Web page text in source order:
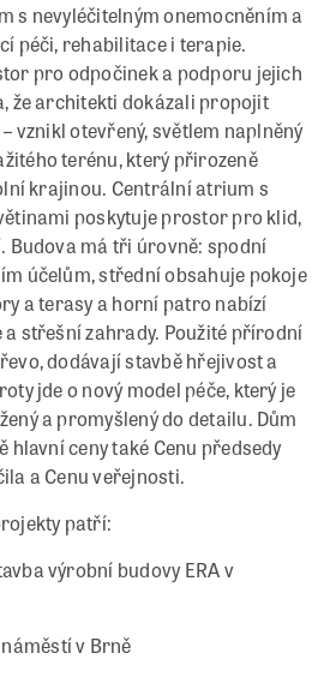
s nevyléčitelným onemocněním a
péči, rehabilitace i terapie.
pro odpočinek a podporu jejich
že architekti dokázali propojit
vznikl otevřený, světlem naplněný
terénu, který přirozeně
krajinou. Centrální atrium s
poskytuje prostor pro klid,
Budova má tři úrovně: spodní
účelům, střední obsahuje pokoje
a terasy a horní patro nabízí
střešní zahrady. Použité přírodní
dodávají stavbě hřejivost a
jde o nový model péče, který je
a promyšlený do detailu. Dům
ceny také Cenu předsedy
a Cenu veřejnosti.
patří:
výrobní budovy ERA v
v Brně